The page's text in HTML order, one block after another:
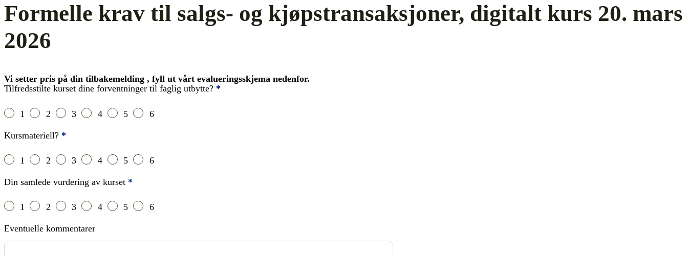
Formelle krav til salgs- og kjøpstransaksjoner, digitalt kurs 20. mars
2026
Vi setter pris på din tilbakemelding , fyll ut vårt evalueringsskjema nedenfor.
Kursets innhold
Tilfredsstilte kurset dine forventninger til faglig utbytte? *
1 2 3 4 5 6
Kursmateriell? *
1 2 3 4 5 6
Din samlede vurdering av kurset *
1 2 3 4 5 6
Eventuelle kommentarer